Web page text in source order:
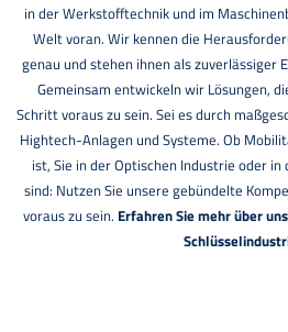
in der Werkstofftechnik und im
Welt voran. Wir kennen die
genau und stehen ihnen als zuverlässiger
Gemeinsam entwickeln wir Lösungen,
Schritt voraus zu sein. Sei es durch
Hightech-Anlagen und Systeme. Ob
ist, Sie in der Optischen Industrie oder
sind: Nutzen Sie unsere gebündelte
voraus zu sein. Erfahren Sie mehr über